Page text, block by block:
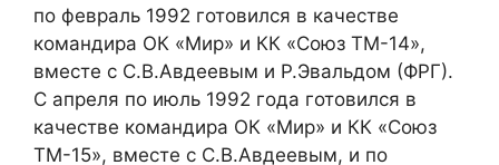
по февраль 1992 готовился в качестве
командира ОК «Мир» и КК «Союз ТМ-14»,
вместе с С.В.Авдеевым и Р.Эвальдом (ФРГ).
С апреля по июль 1992 года готовился в
качестве командира ОК «Мир» и КК «Союз
ТМ-15», вместе с С.В.Авдеевым, и по